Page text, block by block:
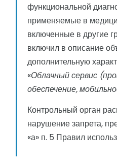
функциональной
применяемые в
включенные в другие
включил в описание
дополнительную
«Облачный сервис
обеспечение,
Контрольный орган
нарушение запрета,
«а» п. 5 Правил